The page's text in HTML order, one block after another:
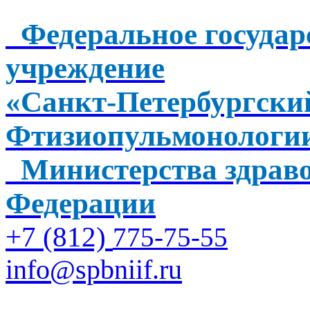
Федеральное
учреждение
«Санкт-
Министерства
Федерации
+7 (812) 775-75-55
info@spbniif.ru